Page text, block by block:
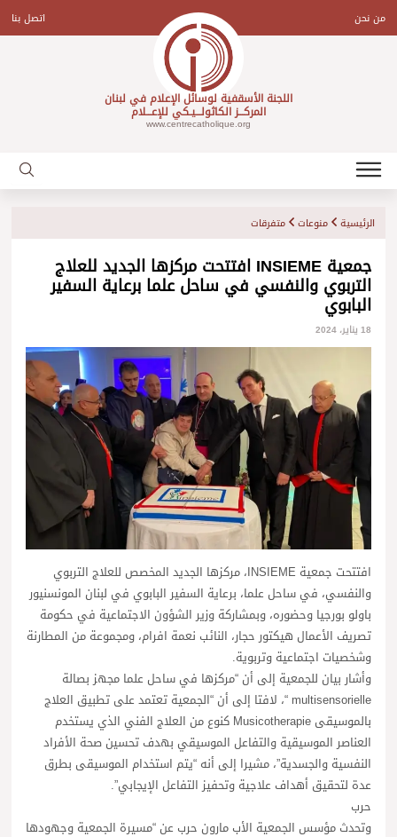
contentمن نحن اتصل بنا
اللجنة الأسقفية لوسائل الإعلام في لبنان
المركـــز الكاثولـــيـكي للإعـــلام
www.centrecatholique.org
الرئيسية منوعات متفرقات
جمعية INSIEME افتتحت مركزها الجديد للعلاج
التربوي والنفسي في ساحل علما برعاية السفير
البابوي
18 يناير، 2024
افتتحت جمعية INSIEME، مركزها الجديد المخصص للعلاج التربوي
والنفسي، في ساحل علما، برعاية السفير البابوي في لبنان المونسنيور
باولو بورجيا وحضوره، وبمشاركة وزير الشؤون الاجتماعية في حكومة
تصريف الأعمال هيكتور حجار، النائب نعمة افرام، ومجموعة من المطارنة
وشخصيات اجتماعية وتربوية.
وأشار بيان للجمعية إلى أن “مركزها في ساحل علما مجهز بصالة
multisensorielle “، لافتا إلى أن “الجمعية تعتمد على تطبيق العلاج
بالموسيقى Musicotherapie كنوع من العلاج الفني الذي يستخدم
العناصر الموسيقية والتفاعل الموسيقي بهدف تحسين صحة الأفراد
النفسية والجسدية”، مشيرا إلى أنه “يتم استخدام الموسيقى بطرق
عدة لتحقيق أهداف علاجية وتحفيز التفاعل الإيجابي”.
حرب
وتحدث مؤسس الجمعية الأب مارون حرب عن “مسيرة الجمعية وجهودها